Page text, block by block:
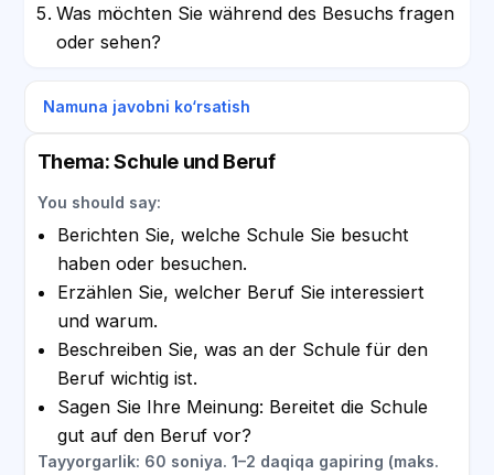
Was möchten Sie während des Besuchs fragen
oder sehen?
Namuna javobni ko‘rsatish
Thema: Schule und Beruf
You should say:
Berichten Sie, welche Schule Sie besucht
haben oder besuchen.
Erzählen Sie, welcher Beruf Sie interessiert
und warum.
Beschreiben Sie, was an der Schule für den
Beruf wichtig ist.
Sagen Sie Ihre Meinung: Bereitet die Schule
gut auf den Beruf vor?
Tayyorgarlik: 60 soniya. 1–2 daqiqa gapiring (maks.